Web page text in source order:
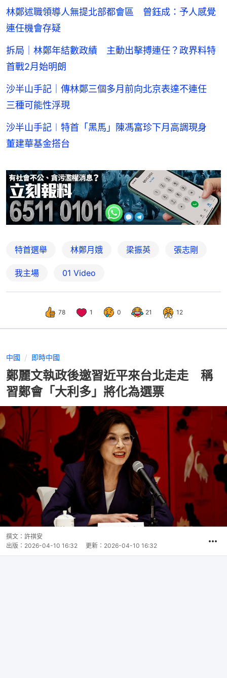
林鄭述職領導人無提北部都會區 曾鈺成：予人感覺
連任機會存疑
拆局｜林鄭年結數政績 主動出擊搏連任？政界料特
首戰2月始明朗
沙半山手記｜傳林鄭三個多月前向北京表達不連任
三種可能性浮現
沙半山手記︱特首「黑馬」陳馮富珍下月高調現身
董建華基金搭台
特首選舉 林鄭月娥 梁振英 張志剛
我主場 01 Video
78 1 0 21 12
中國 即時中國
鄭麗文執政後邀習近平來台北走走 稱
習鄭會「大利多」將化為選票
撰文： 許祺安
出版： 2026-04-10 16:32 更新： 2026-04-10 16:32